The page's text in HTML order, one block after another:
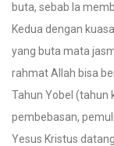
buta, sebab Ia
Kedua dengan
yang buta mata
rahmat Allah bisa
Tahun Yobel (tahun
pembebasan,
Yesus Kristus